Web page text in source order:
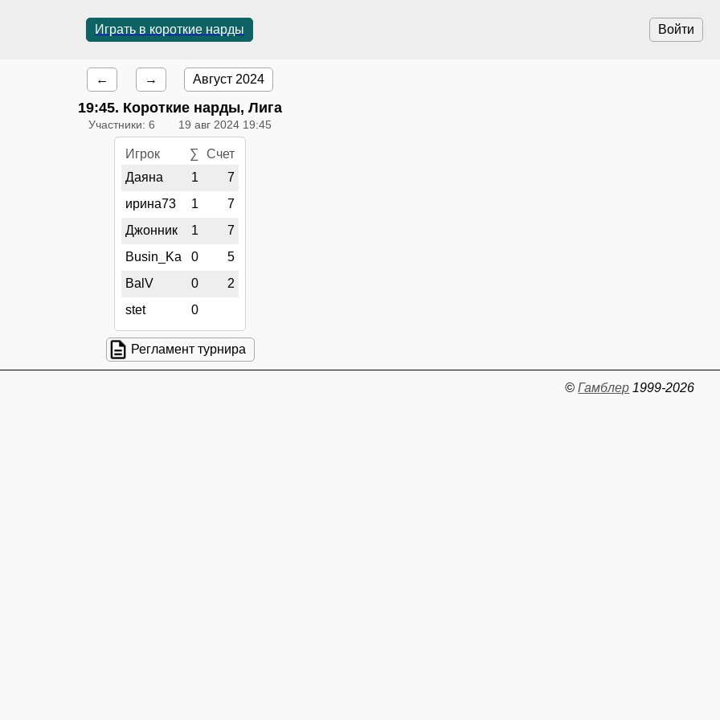
Войти
Играть в короткие нарды
← → Август 2024
19:45. Короткие нарды, Лига
Участники: 6 19 авг 2024 19:45
Игрок ∑
Счет
Даяна
1
7
ирина73
1
7
Джонник
1
7
Busin_Ka
0
5
BalV
0
2
stet
0
Регламент турнира
©Гамблер 1999-2026